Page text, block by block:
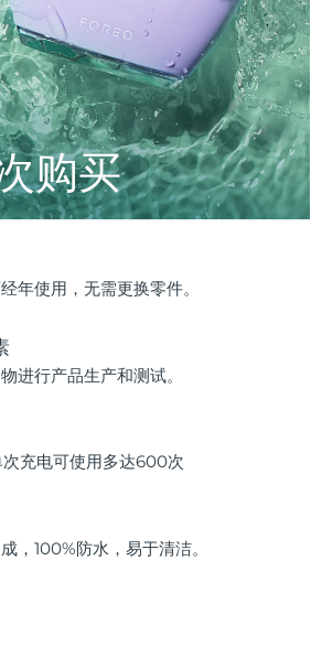
购买
年使用，无需更换零件。
进行产品生产和测试。
充电可使用多达600次
，100%防水，易于清洁。